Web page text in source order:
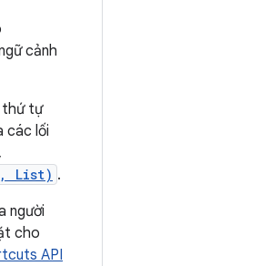
cảnh
thứ tự
các lối
List) .
người
cho
API